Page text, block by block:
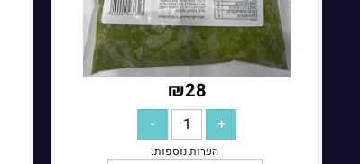
₪28